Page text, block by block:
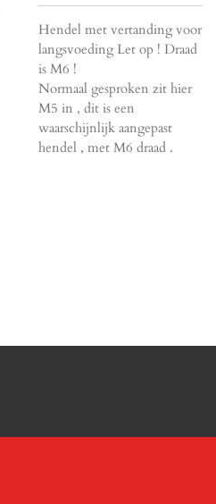
Hendel met vertanding voor
langsvoeding Let op ! Draad
is M6 !
Normaal gesproken zit hier
M5 in , dit is een
waarschijnlijk aangepast
hendel , met M6 draad .